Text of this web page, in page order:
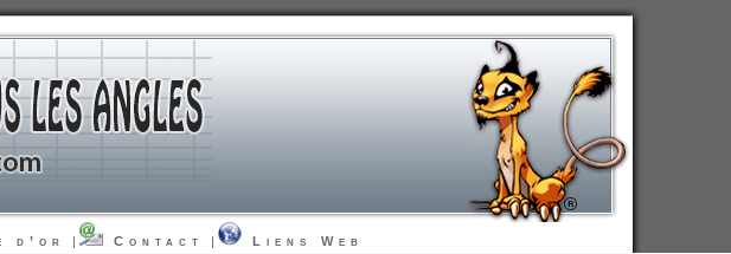
d’or | Contact | Liens Web